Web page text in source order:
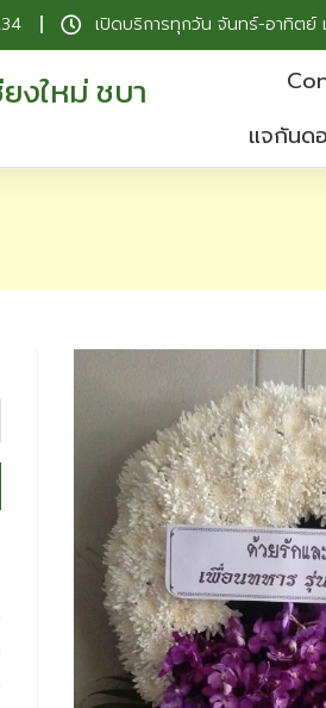
เปิดบริการทุกวัน จันทร์-อาทิตย์
งใหม่ ชบา
แจกันด